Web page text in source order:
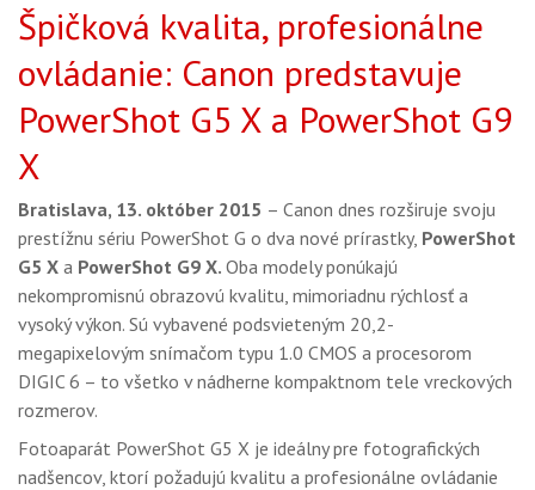
Špičková kvalita, profesionálne
ovládanie: Canon predstavuje
PowerShot G5 X a PowerShot G9
X
Bratislava, 13. október 2015 – Canon dnes rozširuje svoju
prestížnu sériu PowerShot G o dva nové prírastky, PowerShot
G5 X a PowerShot G9 X. Oba modely ponúkajú
nekompromisnú obrazovú kvalitu, mimoriadnu rýchlosť a
vysoký výkon. Sú vybavené podsvieteným 20,2-
megapixelovým snímačom typu 1.0 CMOS a procesorom
DIGIC 6 – to všetko v nádherne kompaktnom tele vreckových
rozmerov.
Fotoaparát PowerShot G5 X je ideálny pre fotografických
nadšencov, ktorí požadujú kvalitu a profesionálne ovládanie